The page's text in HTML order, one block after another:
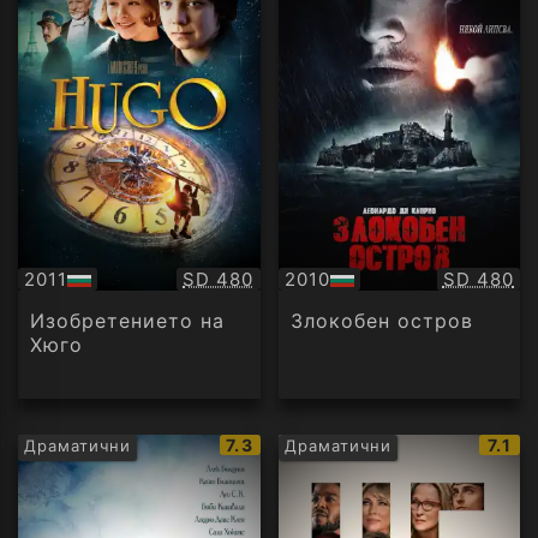
2011
БГ
аудио
Качество:
SD 480
Изобретението на
Хюго
2010
БГ
аудио
SD 480
Злокобен остров
Драматични
IMDb
рейтинг:
7.3 Драматични
IMDb
7.1